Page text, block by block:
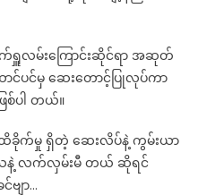
ရှူလမ်းကြောင်းဆိုင်ရာ အဆုတ်
င်ပင်မှ ဆေးတောင့်ပြုလုပ်ကာ
စ်ပါ တယ်။
ထိခိုက်မှု ရှိတဲ့ ဆေးလိပ်နဲ့ ကွမ်းယာ
ေသနဲ့ လက်လှမ်းမီ တယ် ဆိုရင်
ျာ…